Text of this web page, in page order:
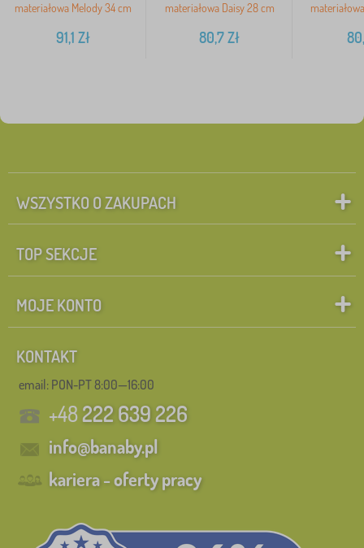
materiałowa Melody 34 cm
91,1 Zł
materiałowa Daisy 28 cm
80,7Zł
WSZYSTKO O ZAKUPACH
TOP SEKCJE
MOJE KONTO
KONTAKT
email: PON-PT 8:00—16:00
+48222 639 226
info@banaby.pl
kariera - oferty pracy